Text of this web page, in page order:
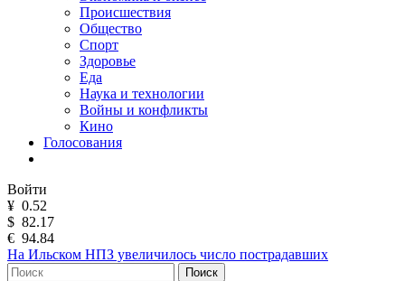
Происшествия
Общество
Спорт
Здоровье
Еда
Наука и технологии
Войны и конфликты
Кино
Голосования
Войти
¥ 0.52
$ 82.17
€ 94.84
На Ильском НПЗ увеличилось число пострадавших
Поиск